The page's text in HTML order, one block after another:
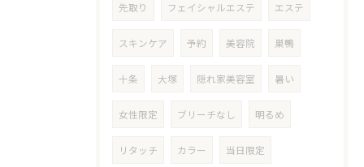
先取り フェイシャルエステ エステ
スキンケア 予約 美容院 巣鴨
十条 大塚 隠れ家美容室 暑い
女性限定 ブリーチなし 明るめ
リタッチ カラー 当日限定